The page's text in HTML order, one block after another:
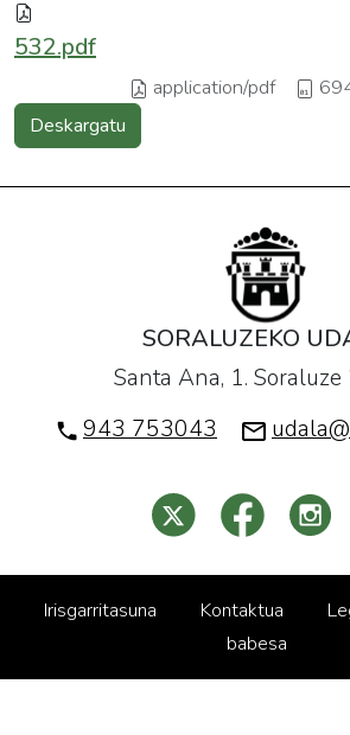
532.pdf
application/pdf
Deskargatu
SORALUZEKO
Santa Ana, 1.
943 753043
Irisgarritasuna Kontaktua
babesa